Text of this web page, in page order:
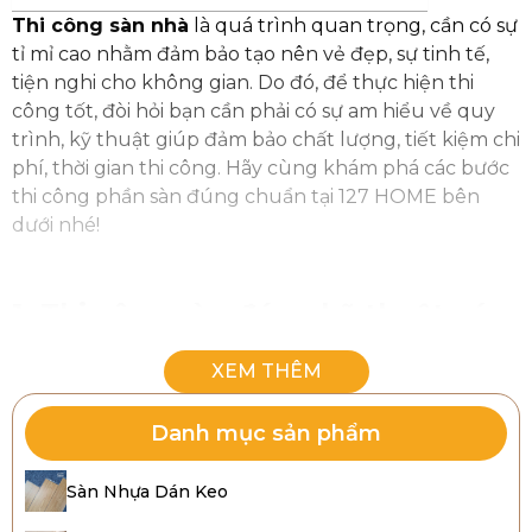
Danh mục sản phẩm
Sàn Nhựa Dán Keo
Thi công sàn nhà là quá trình quan trọng, cần có sự
tỉ mỉ cao nhằm đảm bảo tạo nên vẻ đẹp, sự tinh tế,
tiện nghi cho không gian. Do đó, để thực hiện thi
công tốt, đòi hỏi bạn cần phải có sự am hiểu về quy
trình, kỹ thuật giúp đảm bảo chất lượng, tiết kiệm chi
phí, thời gian thi công. Hãy cùng khám phá các bước
thi công phần sàn đúng chuẩn tại 127 HOME bên
dưới nhé!
Thi công sànđúng kỹ thuật không chỉ góp phần
đảm bảo chất lượng, độ bền mà còn mang lại nhiều
lợi ích vượt trội, bao gồm: